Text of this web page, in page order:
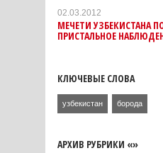
02.03.2012
МЕЧЕТИ УЗБЕКИСТАНА
ПРИСТАЛЬНОЕ
КЛЮЧЕВЫЕ СЛОВА
узбекистан борода
АРХИВ РУБРИКИ «»